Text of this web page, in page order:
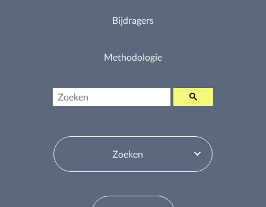
Bijdragers
Methodologie
Zoeken
Inhoudsopgavewisselaar